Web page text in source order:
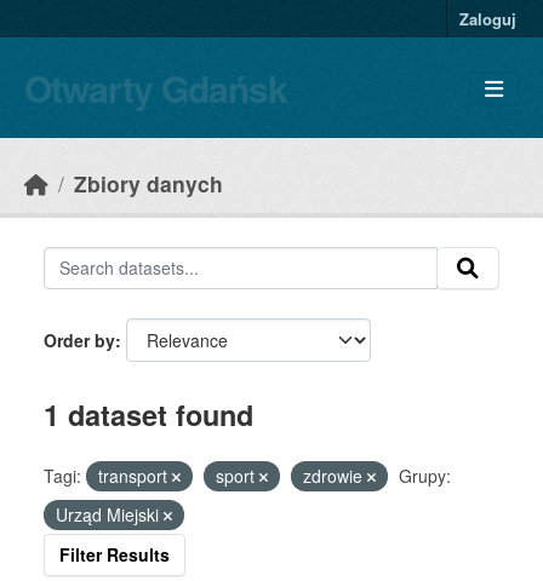
Zaloguj
Otwarty Gdańsk
Zbiory danych
Order by
1 dataset found
Tagi: transport sport zdrowie
Grupy:
Urząd Miejski
Filter Results